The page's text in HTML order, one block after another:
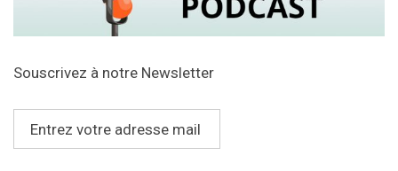
Souscrivez à notre Newsletter